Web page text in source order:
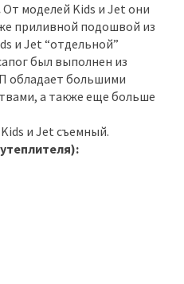
От моделей Kids и Jet они
приливной подошвой из
и Jet “отдельной”
был выполнен из
обладает большими
а также еще больше
и Jet съемный.